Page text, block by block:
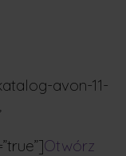
avon-11-
Otwórz